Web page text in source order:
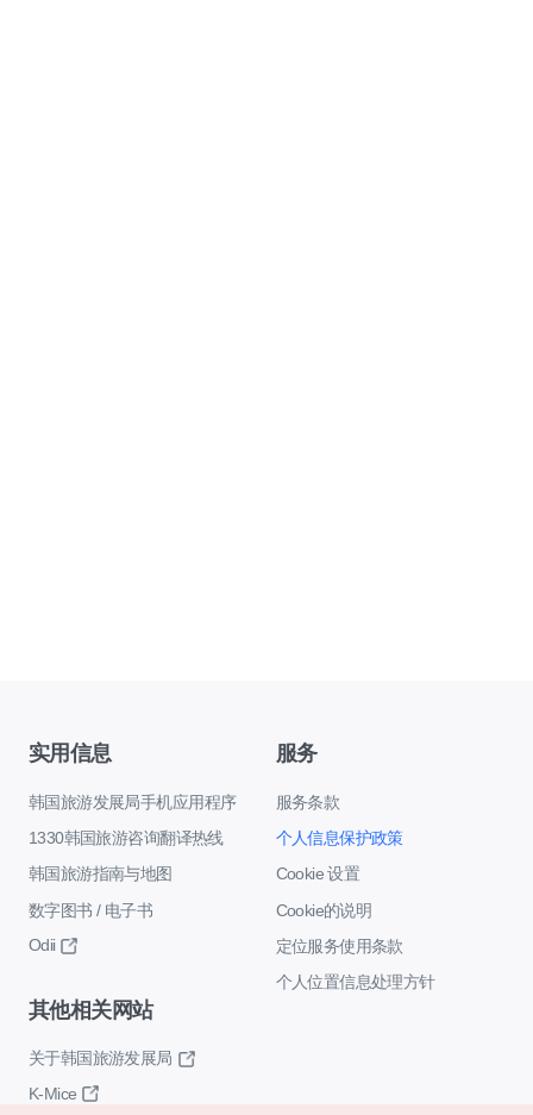
实用信息
韩国旅游发展局手机应用程序
1330韩国旅游咨询翻译热线
韩国旅游指南与地图
数字图书 / 电子书
Odii
服务
服务条款
个人信息保护政策
Cookie 设置
Cookie的说明
定位服务使用条款
个人位置信息处理方针
其他相关网站
关于韩国旅游发展局
K-Mice